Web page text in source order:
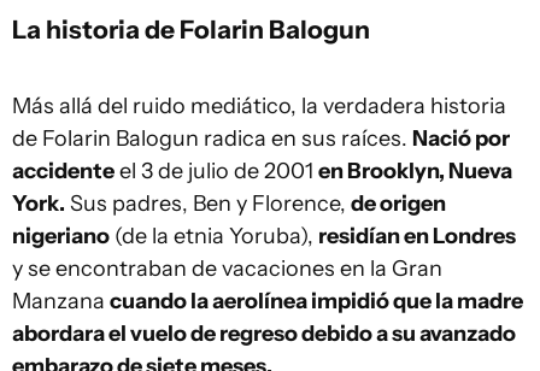
La historia de Folarin Balogun
Más allá del ruido mediático, la verdadera historia
de Folarin Balogun radica en sus raíces. Nació por
accidenteel 3 de julio de 2001 en Brooklyn, Nueva
York. Sus padres, Ben y Florence, de origen
nigeriano (de la etnia Yoruba), residían en Londres
y se encontraban de vacaciones en la Gran
Manzana cuando la aerolínea impidió que la madre
abordara el vuelo de regreso debido a su avanzado